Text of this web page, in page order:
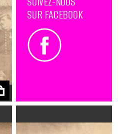
SUR FACEBOOK